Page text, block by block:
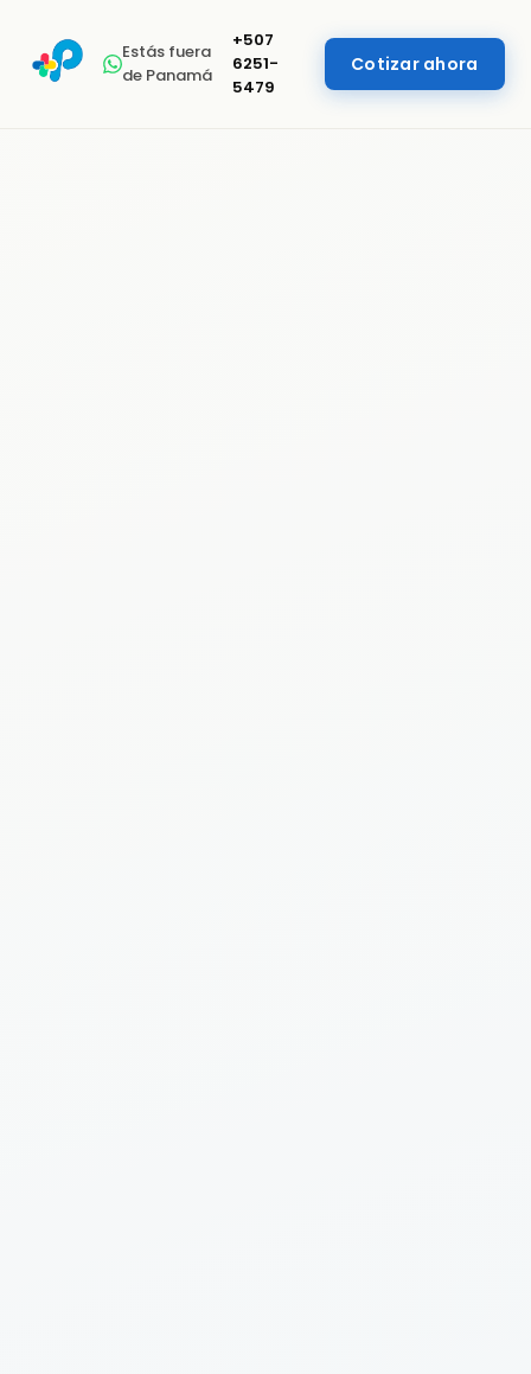
Estás fuera
de Panamá
+507
6251-
5479
Cotizar ahora